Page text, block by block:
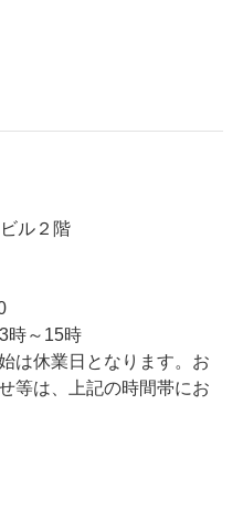
ル２階
～15時
は休業日となります。お
等は、上記の時間帯にお